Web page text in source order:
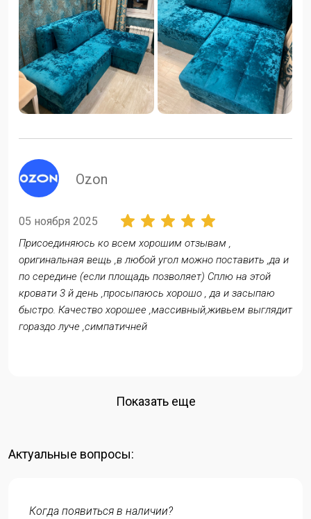
ozon
05 ноября 2025
Присоединяюсь ко всем хорошим отзывам ,
оригинальная вещь ,в любой угол можно поставить ,да и
по середине (если площадь позволяет) Сплю на этой
кровати 3 й день ,просыпаюсь хорошо , да и засыпаю
быстро. Качество хорошее ,массивный,живьем выглядит
гораздо луче ,симпатичней
Показать еще
Актуальные вопросы:
Когда появиться в наличии?